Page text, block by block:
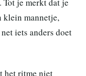
klein mannetje,
iets anders doet
het ritme niet